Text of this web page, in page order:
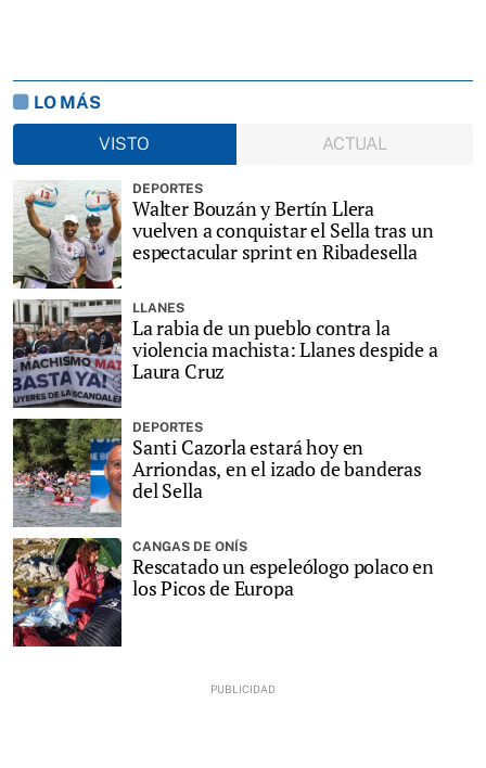
LO MÁS
VISTO
ACTUAL
DEPORTES
Walter Bouzán y Bertín Llera
vuelven a conquistar el Sella tras un
espectacular sprint en Ribadesella
LLANES
La rabia de un pueblo contra la
violencia machista: Llanes despide a
Laura Cruz
DEPORTES
Santi Cazorla estará hoy en
Arriondas, en el izado de banderas
del Sella
CANGAS DE ONÍS
Rescatado un espeleólogo polaco en
los Picos de Europa